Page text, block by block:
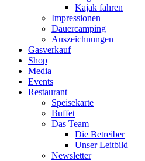
Kajak fahren
Impressionen
Dauercamping
Auszeichnungen
Gasverkauf
Shop
Media
Events
Restaurant
Speisekarte
Buffet
Das Team
Die Betreiber
Unser Leitbild
Newsletter